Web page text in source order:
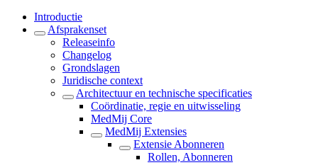
Introductie
Afsprakenset
Releaseinfo
Changelog
Grondslagen
Juridische context
Architectuur en technische specificaties
Coördinatie, regie en uitwisseling
MedMij Core
MedMij Extensies
Extensie Abonneren
Rollen, Abonneren